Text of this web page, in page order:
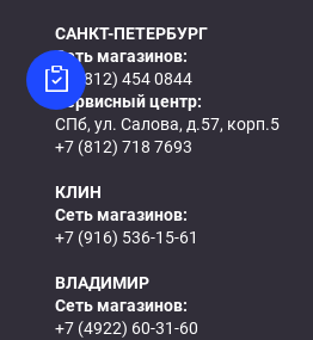
САНКТ-ПЕТЕРБУРГ
Сеть магазинов:
+7 (812) 454 0844
Сервисный центр:
СПб, ул. Салова, д.57, корп.5
+7 (812) 718 7693
КЛИН
Сеть магазинов:
+7 (916) 536-15-61
ВЛАДИМИР
Сеть магазинов:
+7 (4922) 60-31-60